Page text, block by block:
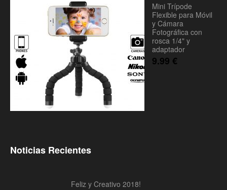
Mini Trípode
Flexible para Móvil
y Cámara
Fotográfica con
rosca 1/4" y
adaptador
9.99 €
Noticias Recientes
Feliz y Creativo 2018!